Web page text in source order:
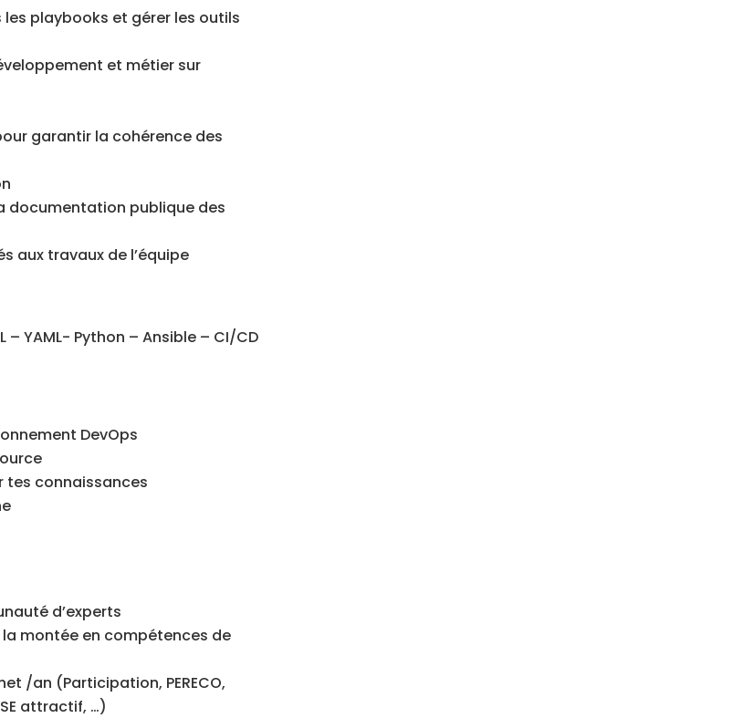
playbooks et gérer les outils
et métier sur
garantir la cohérence des
documentation publique des
aux travaux de l’équipe
– YAML- Python – Ansible – CI/CD
DevOps
tes connaissances
d’experts
montée en compétences de
/an (Participation, PERECO,
attractif, …)